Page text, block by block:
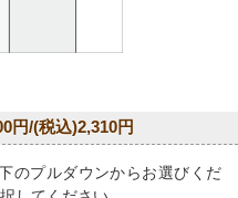
円/(税込)2,310円
のプルダウンからお選びくだ